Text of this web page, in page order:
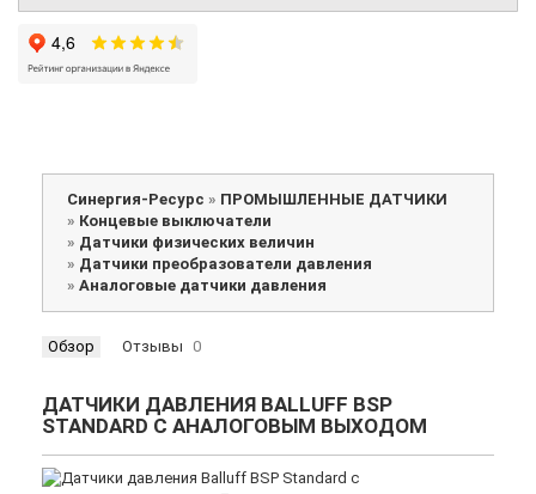
Синергия-Ресурс » ПРОМЫШЛЕННЫЕ ДАТЧИКИ
» Концевые выключатели
» Датчики физических величин
» Датчики преобразователи давления
» Аналоговые датчики давления
Обзор Отзывы 0
ДАТЧИКИ ДАВЛЕНИЯ BALLUFF BSP
STANDARD С АНАЛОГОВЫМ ВЫХОДОМ